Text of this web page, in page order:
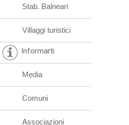
Stab. Balneari
Villaggi turistici
Informarti
Media
Comuni
Associazioni